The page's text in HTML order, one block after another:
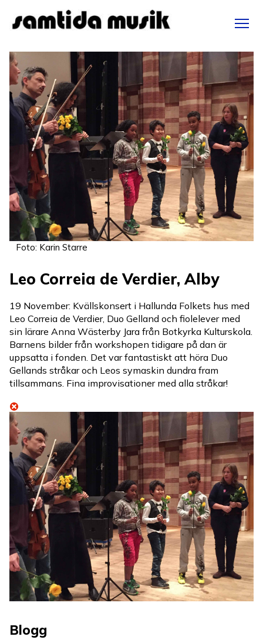
huvudinnehåll
Foto: Karin Starre
Leo Correia de Verdier, Alby
19 November: Kvällskonsert i Hallunda Folkets hus med
Leo Correia de Verdier, Duo Gelland och fiolelever med
sin lärare Anna Wästerby Jara från Botkyrka Kulturskola.
Barnens bilder från workshopen tidigare på dan är
uppsatta i fonden. Det var fantastiskt att höra Duo
Gellands stråkar och Leos symaskin dundra fram
tillsammans. Fina improvisationer med alla stråkar!
Blogg